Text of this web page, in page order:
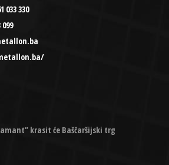
033 330
099
krasit će Baščaršijski trg